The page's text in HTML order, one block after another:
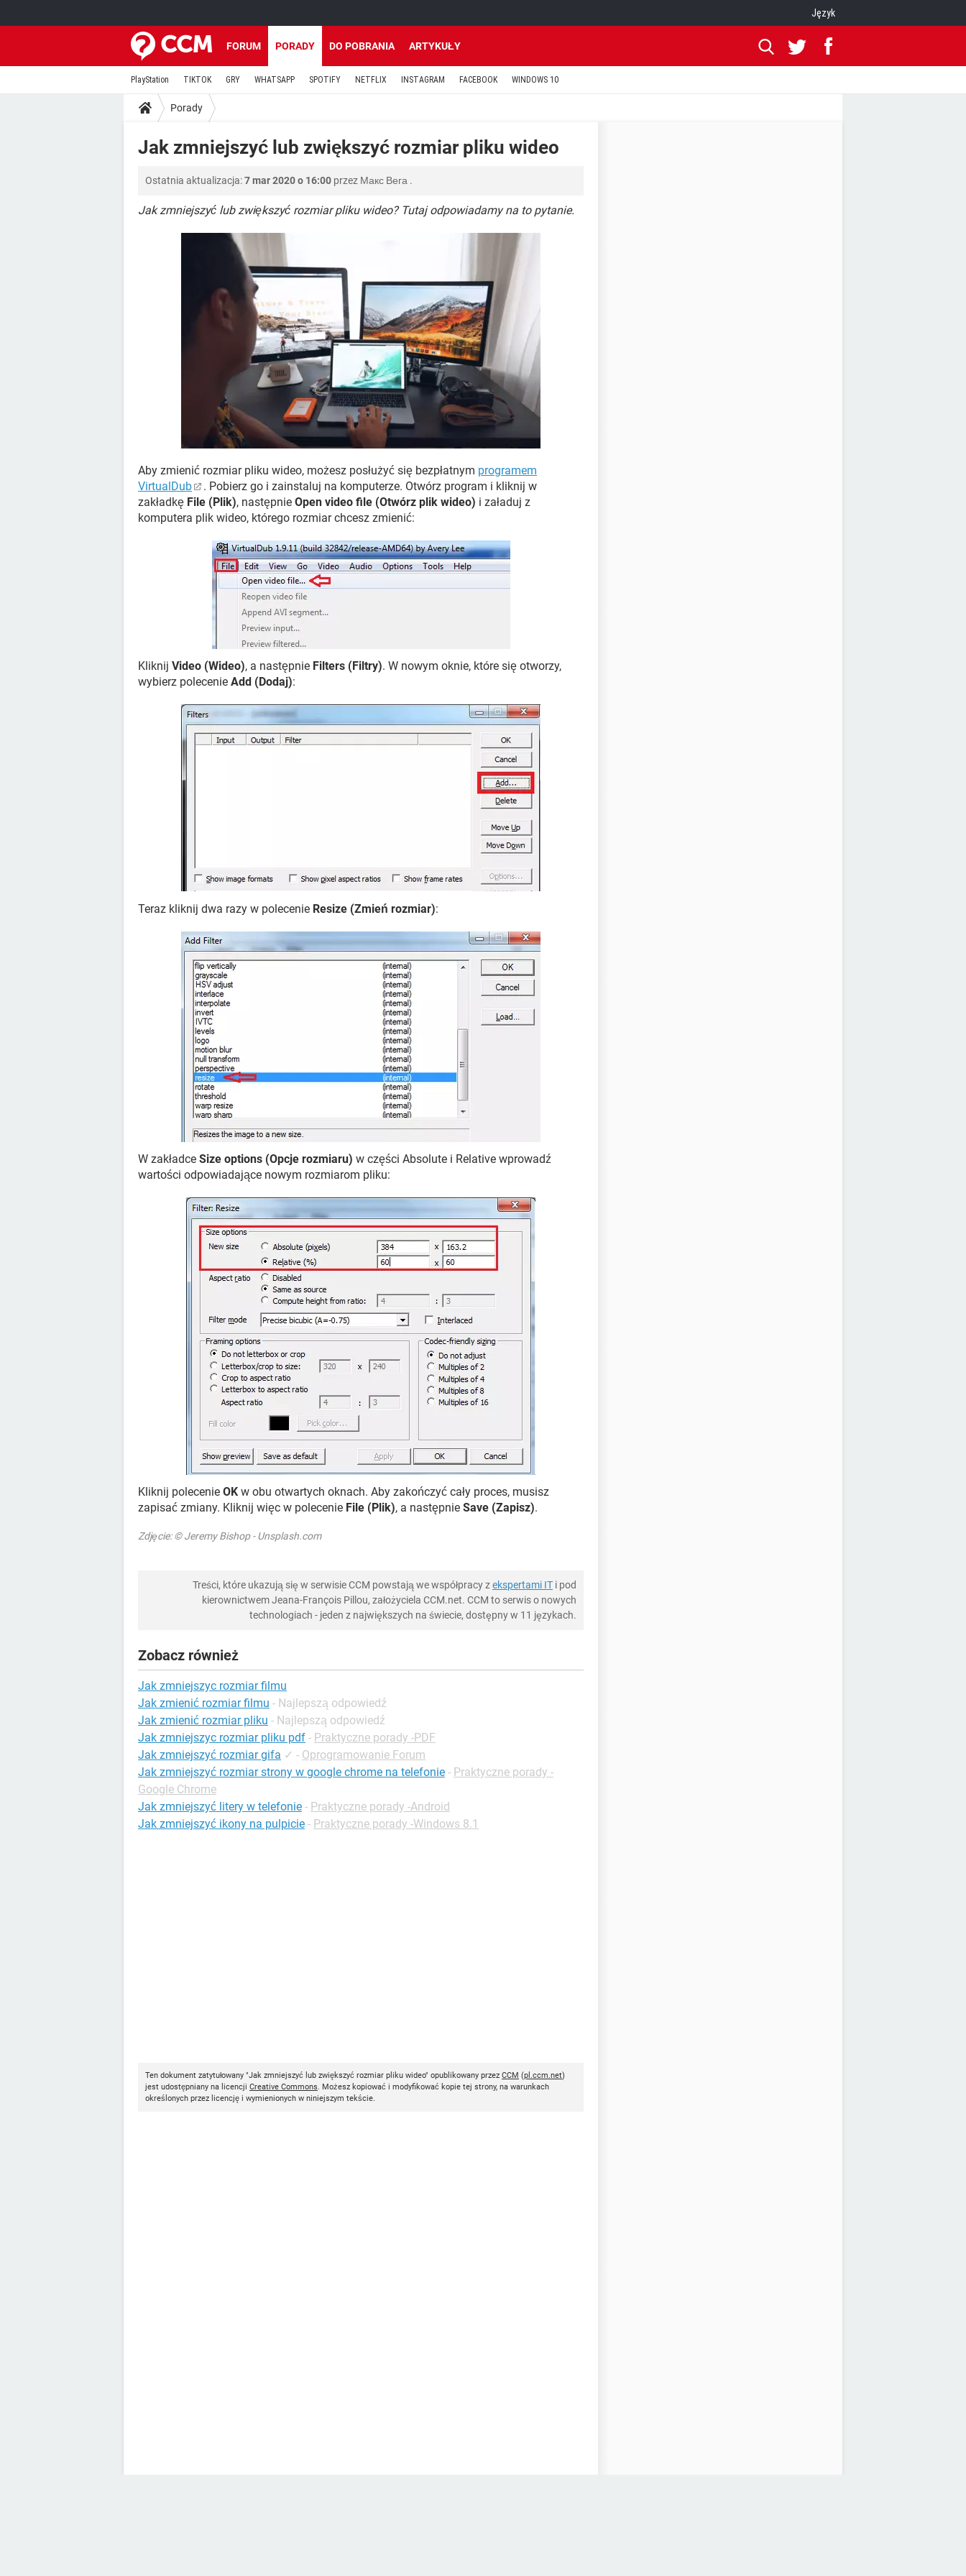
Język
FORUM PORADY DO POBRANIA ARTYKUŁY
PlayStation TIKTOK GRY WHATSAPP SPOTIFY NETFLIX INSTAGRAM FACEBOOK WINDOWS 10
Porady
Jak zmniejszyć lub zwiększyć rozmiar pliku wideo
Ostatnia aktualizacja:7 mar 2020 o 16:00 przez Макс Вега .
Jak zmniejszyć lub zwiększyć rozmiar pliku wideo? Tutaj odpowiadamy na to pytanie.
Aby zmienić rozmiar pliku wideo, możesz posłużyć się bezpłatnym programem
VirtualDub
. Pobierz go i zainstaluj na komputerze. Otwórz program i kliknij w
zakładkę File (Plik), następnie Open video file (Otwórz plik wideo) i załaduj z
komputera plik wideo, którego rozmiar chcesz zmienić:
Kliknij Video (Wideo), a następnie Filters (Filtry). W nowym oknie, które się otworzy,
wybierz polecenie Add (Dodaj):
Teraz kliknij dwa razy w polecenie Resize (Zmień rozmiar):
W zakładce Size options (Opcje rozmiaru) w części Absolute i Relative wprowadź
wartości odpowiadające nowym rozmiarom pliku:
Kliknij polecenie OK w obu otwartych oknach. Aby zakończyć cały proces, musisz
zapisać zmiany. Kliknij więc w polecenie File (Plik), a następnie Save (Zapisz).
Zdjęcie: © Jeremy Bishop - Unsplash.com
Treści, które ukazują się w serwisie CCM powstają we współpracy zekspertami IT i pod
kierownictwem Jeana-François Pillou, założyciela CCM.net. CCM to serwis o nowych
technologiach - jeden z największych na świecie, dostępny w 11 językach.
Zobacz również
Jak zmniejszyc rozmiar filmu
Jak zmienić rozmiar filmu - Najlepszą odpowiedź
Jak zmienić rozmiar pliku - Najlepszą odpowiedź
Jak zmniejszyc rozmiar pliku pdf - Praktyczne porady -PDF
Jak zmniejszyć rozmiar gifa ✓ - Oprogramowanie Forum
Jak zmniejszyć rozmiar strony w google chrome na telefonie - Praktyczne porady -
Google Chrome
Jak zmniejszyć litery w telefonie - Praktyczne porady -Android
Jak zmniejszyć ikony na pulpicie - Praktyczne porady -Windows 8.1
Ten dokument zatytułowany "Jak zmniejszyć lub zwiększyć rozmiar pliku wideo" opublikowany przez CCM (pl.ccm.net)
jest udostępniany na licencji Creative Commons. Możesz kopiować i modyfikować kopie tej strony, na warunkach
określonych przez licencję i wymienionych w niniejszym tekście.